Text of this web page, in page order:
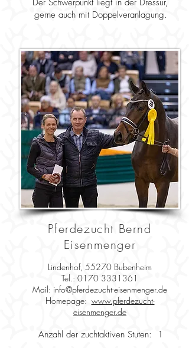
Der Schwerpunkt liegt in der Dressur,
gerne auch mit Doppelveranlagung.
Pferdezucht Bernd
Eisenmenger
Lindenhof, 55270 Bubenheim
Tel.: 0170 3331361
Mail: info@pferdezucht-eisenmenger.de
Homepage: www.pferdezucht-
eisenmenger.de
Anzahl der zuchtaktiven Stuten: 1